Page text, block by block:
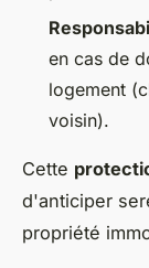
en cas de
logement
voisin).
Cette
d'anticiper
propriété